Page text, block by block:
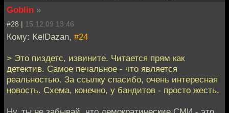
Goblin »
#28 | 15.12.09 13:46
Кому: KelDazan, #24
> Это пиздетс, извините. Читается прям как
детектив. Самое печальное - что является
реальностью. За ссылку спасибо, очень интересная
новость. Схема, конечно, у бандитов - просто жесть.